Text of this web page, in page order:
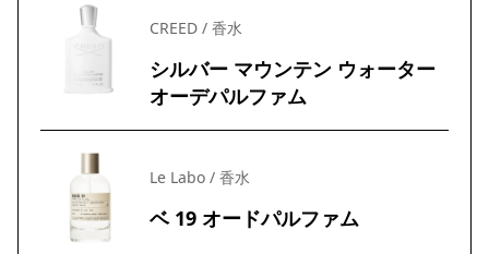
CREED / 香水
シルバー マウンテン ウォーター
オーデパルファム
Le Labo / 香水
ベ 19 オードパルファム